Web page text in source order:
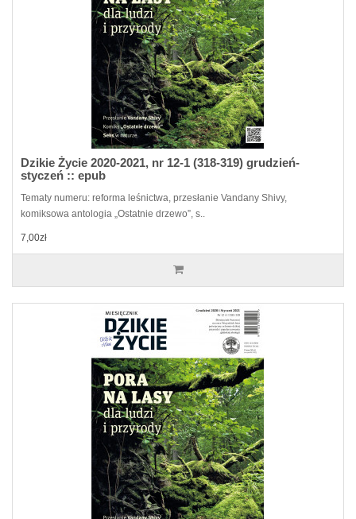
Dzikie Życie 2020-2021, nr 12-1 (318-319) grudzień-
styczeń :: epub
Tematy numeru: reforma leśnictwa, przesłanie Vandany Shivy,
komiksowa antologia „Ostatnie drzewo”, s..
7,00zł